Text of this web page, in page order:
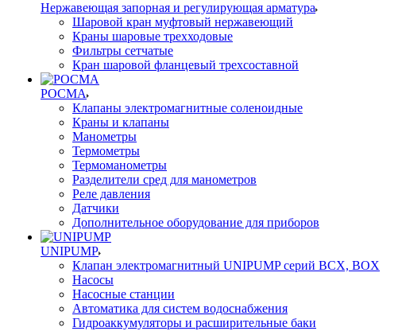
Нержавеющая запорная и регулирующая арматура
Шаровой кран муфтовый нержавеющий
Краны шаровые трехходовые
Фильтры сетчатые
Кран шаровой фланцевый трехсоставной
РОСМА
Клапаны электромагнитные соленоидные
Краны и клапаны
Манометры
Термометры
Термоманометры
Разделители сред для манометров
Реле давления
Датчики
Дополнительное оборудование для приборов
UNIPUMP
Клапан электромагнитный UNIPUMP серий BCX, BOX
Насосы
Насосные станции
Автоматика для систем водоснабжения
Гидроаккумуляторы и расширительные баки